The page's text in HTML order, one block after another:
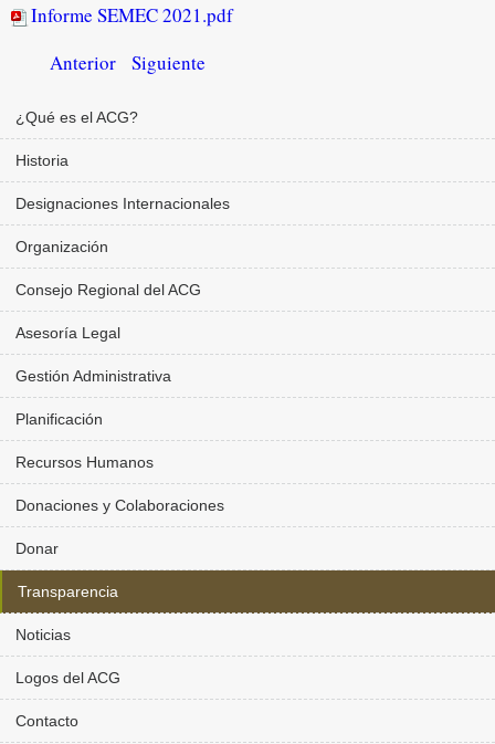
Informe SEMEC 2021.pdf
Anterior
Siguiente
¿Qué es el ACG?
Historia
Designaciones Internacionales
Organización
Consejo Regional del ACG
Asesoría Legal
Gestión Administrativa
Planificación
Recursos Humanos
Donaciones y Colaboraciones
Donar
Transparencia
Noticias
Logos del ACG
Contacto